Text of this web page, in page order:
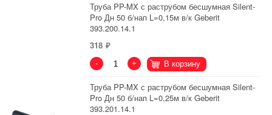
Труба PP-MX с раструбом бесшумная Silent-
Pro Дн 50 б/нап L=0,15м в/к Geberit
393.200.14.1
318
- + В корзину
Труба PP-MX с раструбом бесшумная Silent-
Pro Дн 50 б/нап L=0,25м в/к Geberit
393.201.14.1